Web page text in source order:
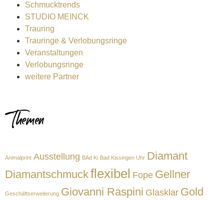
Schmucktrends
STUDIO MEINCK
Trauring
Trauringe & Verlobungsringe
Veranstaltungen
Verlobungsringe
weitere Partner
Themen
Animalprint Ausstellung BAd Ki Bad Kissingen Uhr Diamant
Diamantschmuckflexibel Fope Gellner
Geschäftserweiterung Giovanni Raspini Glasklar Gold